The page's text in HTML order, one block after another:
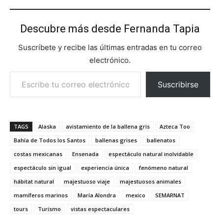
Descubre más desde Fernanda Tapia
Suscríbete y recibe las últimas entradas en tu correo
electrónico.
Escribe tu correo electrónico…
Suscribirse
TAGS Alaska avistamiento de la ballena gris
Azteca Too
Bahía de Todos los Santos
ballenas grises
ballenatos
costas mexicanas
Ensenada
espectáculo natural inolvidable
espectáculo sin igual
experiencia única
fenómeno natural
hábitat natural
majestuoso viaje
majestuosos animales
mamíferos marinos
María Alondra mexico
SEMARNAT
tours
Turismo vistas espectaculares